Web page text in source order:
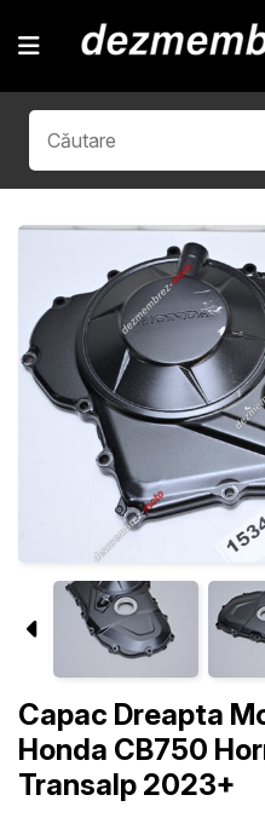
Capac Dreapta
Honda CB750
Transalp 2023+